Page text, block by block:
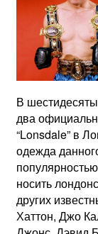
В
два
“Lonsdale” в
одежда
носить
других
Хаттон, Джо